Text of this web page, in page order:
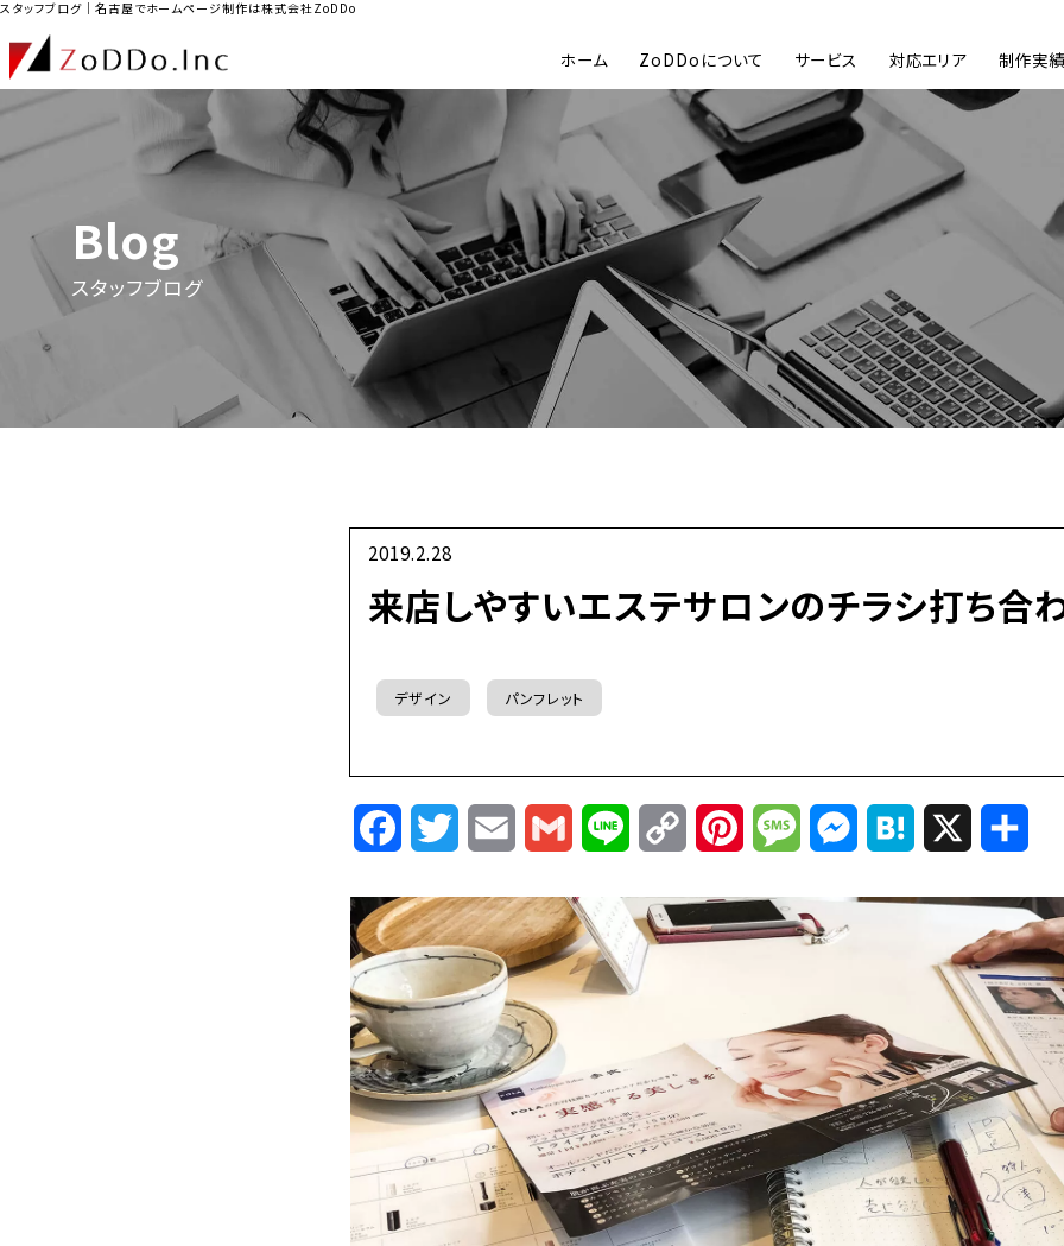
スタッフブログ｜名古屋でホームページ制作は株式会社ZoDDo
ホーム ZoDDoについて サービス 対応エリア 制作実績
Blog
スタッフブログ
2019.2.28
来店しやすいエステサロンのチラシ打ち合
デザイン パンフレット
FacebookTwitterEmail Gmail Line
Copy
Link
PinterestMessageMessenger
Hatena